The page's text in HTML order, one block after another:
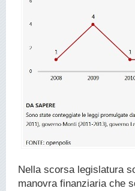
Nella scorsa legislatura
manovra finanziaria che